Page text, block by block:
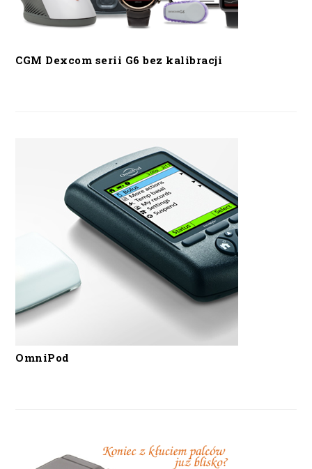
CGM Dexcom serii G6 bez kalibracji
OmniPod